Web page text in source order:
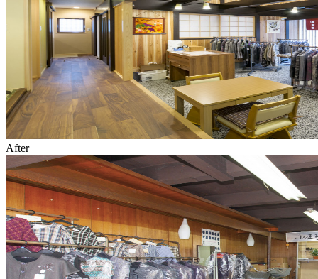
After